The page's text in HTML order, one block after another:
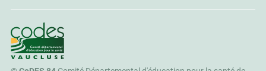
CoDES 84